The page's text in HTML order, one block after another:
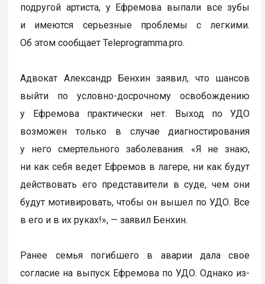
подругой артиста, у Ефремова выпали все зубы
и имеются серьезные проблемы с легкими.
Об этом сообщает Teleprogramma.pro.
Адвокат Александр Бенхин заявил, что шансов
выйти по условно-досрочному освобождению
у Ефремова практически нет. Выход по УДО
возможен только в случае диагностирования
у него смертельного заболевания. «Я не знаю,
ни как себя ведет Ефремов в лагере, ни как будут
действовать его представители в суде, чем они
будут мотивировать, чтобы он вышел по УДО. Все
в его и в их руках!», — заявил Бенхин.
Ранее семья погибшего в аварии дала свое
согласие на выпуск Ефремова по УДО. Однако из-